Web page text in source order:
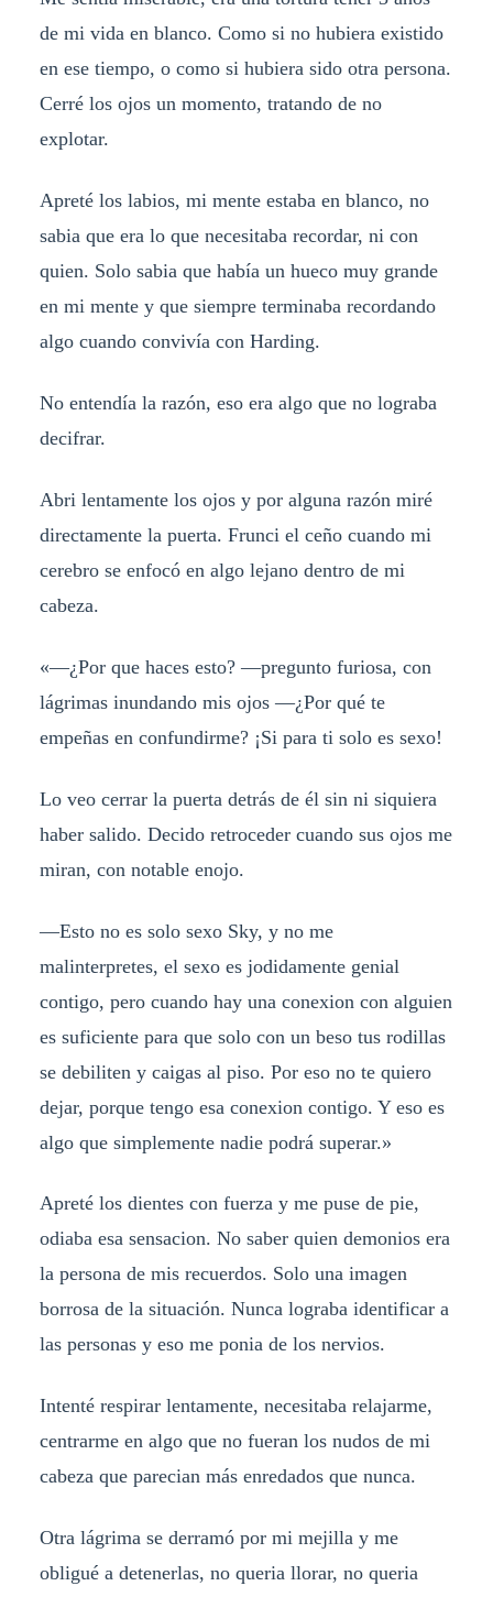
de mi vida en blanco. Como si no hubiera existido
en ese tiempo, o como si hubiera sido otra persona.
Cerré los ojos un momento, tratando de no
explotar.
Apreté los labios, mi mente estaba en blanco, no
sabia que era lo que necesitaba recordar, ni con
quien. Solo sabia que había un hueco muy grande
en mi mente y que siempre terminaba recordando
algo cuando convivía con Harding.
No entendía la razón, eso era algo que no lograba
decifrar.
Abri lentamente los ojos y por alguna razón miré
directamente la puerta. Frunci el ceño cuando mi
cerebro se enfocó en algo lejano dentro de mi
cabeza.
«—¿Por que haces esto? —pregunto furiosa, con
lágrimas inundando mis ojos —¿Por qué te
empeñas en confundirme? ¡Si para ti solo es sexo!
Lo veo cerrar la puerta detrás de él sin ni siquiera
haber salido. Decido retroceder cuando sus ojos me
miran, con notable enojo.
—Esto no es solo sexo Sky, y no me
malinterpretes, el sexo es jodidamente genial
contigo, pero cuando hay una conexion con alguien
es suficiente para que solo con un beso tus rodillas
se debiliten y caigas al piso. Por eso no te quiero
dejar, porque tengo esa conexion contigo. Y eso es
algo que simplemente nadie podrá superar.»
Apreté los dientes con fuerza y me puse de pie,
odiaba esa sensacion. No saber quien demonios era
la persona de mis recuerdos. Solo una imagen
borrosa de la situación. Nunca lograba identificar a
las personas y eso me ponia de los nervios.
Intenté respirar lentamente, necesitaba relajarme,
centrarme en algo que no fueran los nudos de mi
cabeza que parecian más enredados que nunca.
Otra lágrima se derramó por mi mejilla y me
obligué a detenerlas, no queria llorar, no queria